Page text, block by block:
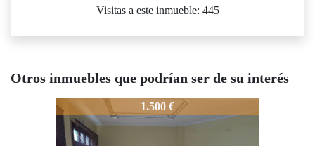
Visitas a este inmueble: 445
Otros inmuebles que podrían ser de su interés
1989-local_comercial_a_estrena
1.500 €
1989-local_comercial_a_estrena